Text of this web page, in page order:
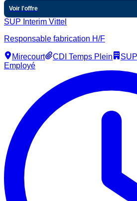
Voir l'offre
SUP Interim Vittel
Responsable fabrication H/F
Mirecourt CDI Temps Plein
Employé